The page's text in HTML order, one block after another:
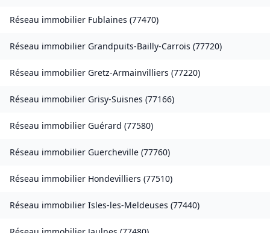
Réseau immobilier Fublaines (77470)
Réseau immobilier Grandpuits-Bailly-Carrois (77720)
Réseau immobilier Gretz-Armainvilliers (77220)
Réseau immobilier Grisy-Suisnes (77166)
Réseau immobilier Guérard (77580)
Réseau immobilier Guercheville (77760)
Réseau immobilier Hondevilliers (77510)
Réseau immobilier Isles-les-Meldeuses (77440)